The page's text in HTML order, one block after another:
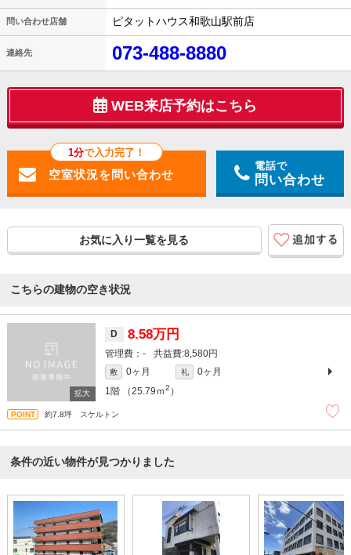
問い合わせ店舗 ピタットハウス和歌山駅前店
連絡先 073-488-8880
WEB来店予約はこちら
1分で入力完了！
電話で
問い合わせ
お気に入り一覧を見る
こちらの建物の空き状況
D 8.58万円
- 8,580円
敷 0ヶ月 礼
0ヶ月
1階
（25.79ｍ2 ）
約7.8坪 スケルトン
条件の近い物件が見つかりました